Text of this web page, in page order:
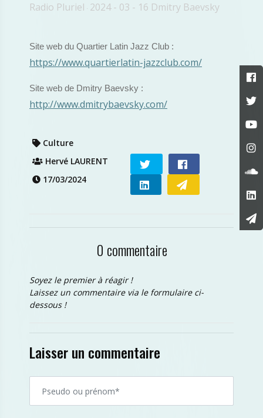
Radio Pluriel · 2024 - 03 - 16 Dmitry Baevsky
Site web du Quartier Latin Jazz Club :
https://www.quartierlatin-jazzclub.com/
Site web de Dmitry Baevsky :
http://www.dmitrybaevsky.com/
Culture
Hervé LAURENT
17/03/2024
0 commentaire
Soyez le premier à réagir !
Laissez un commentaire via le formulaire ci-
dessous !
Laisser un commentaire